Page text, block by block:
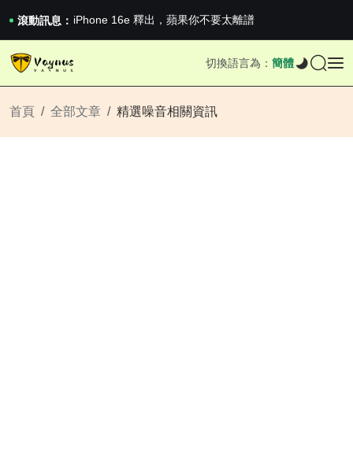
滾動訊息： iPhone 16e 釋出，蘋果你不要太離譜
2026澳網男單收官：全滿貫對上全滿亞，德約...
《巔峰守衛 Highguard》正式上線，官...
切換語言為： 簡體
首頁 全部文章 精選噪音相關資訊